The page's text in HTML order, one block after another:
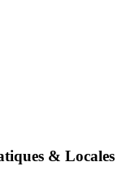
& Locales